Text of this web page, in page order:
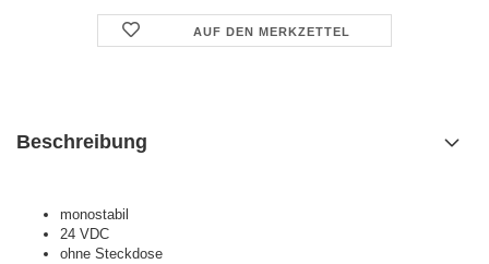
AUF DEN MERKZETTEL
Beschreibung
monostabil
24 VDC
ohne Steckdose